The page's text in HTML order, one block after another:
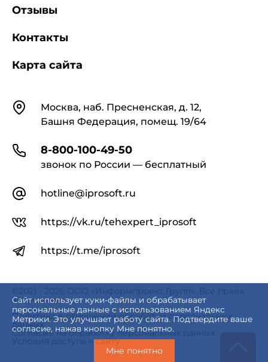
Сайт использует куки-файлы и обрабатывает
персональные данные с использованием Яндекс
Метрики. Это улучшает работу сайта. Подтвердите ваше
согласие, нажав кнопку Мне понятно.
Мне понятно
КонтактыМосква, наб. Пресненская, д. 12,
Башня Федерация, помещ. 19/64
8-800-100-49-50
звонок по России — бесплатный
hotline@iprosoft.ru
https://vk.ru/tehexpert_iprosoft
https://t.me/iprosoft
Отзывы
Контакты
Карта сайта
©2021 - 2026 ООО «Информпроект Групп». Все права
защищены.
Политика в отношении обработки персональных
данных
Согласие на обработку персональных данных
Условия доступа к сайту